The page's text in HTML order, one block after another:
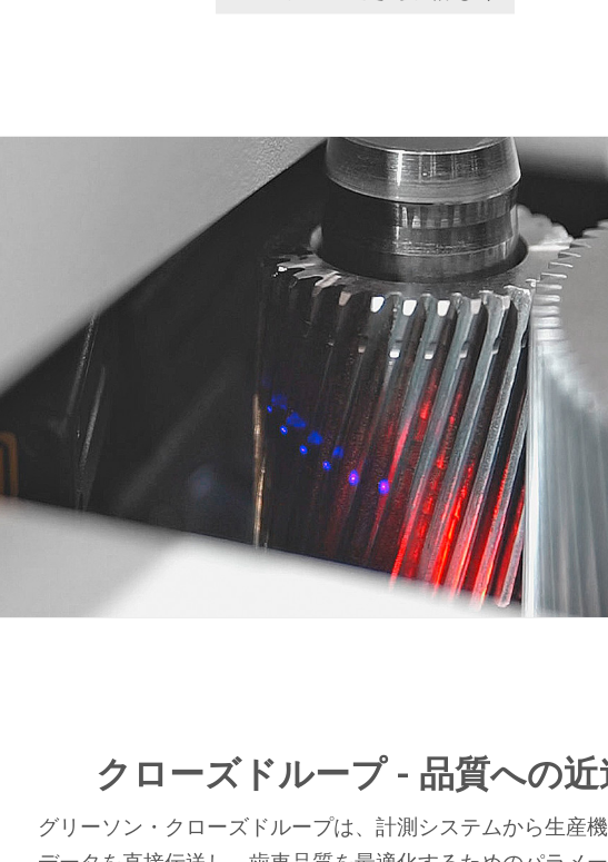
クローズドループ - 品質への近
グリーソン・クローズドループは、計測システムから生産